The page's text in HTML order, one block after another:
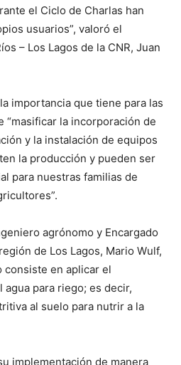
el Ciclo de Charlas han
usuarios”, valoró el
– Los Lagos de la CNR, Juan
importancia que tiene para las
“masificar la incorporación de
y la instalación de equipos
la producción y pueden ser
para nuestras familias de
agrónomo y Encargado
de Los Lagos, Mario Wulf,
en aplicar el
para riego; es decir,
al suelo para nutrir a la
implementación de manera